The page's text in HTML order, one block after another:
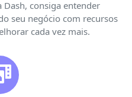
Dash, consiga entender
seu negócio com recursos
cada vez mais.